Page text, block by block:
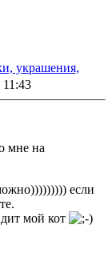
украшения,
мне на
если
мой кот